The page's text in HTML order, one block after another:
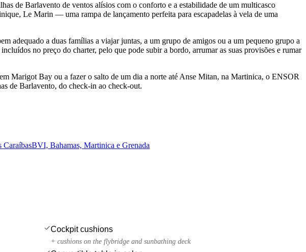
de Barlavento de ventos alísios com o conforto e a estabilidade de um multicasco
Le Marin — uma rampa de lançamento perfeita para escapadelas à vela de uma
adequado a duas famílias a viajar juntas, a um grupo de amigos ou a um pequeno grupo a
no preço do charter, pelo que pode subir a bordo, arrumar as suas provisões e rumar
Marigot Bay ou a fazer o salto de um dia a norte até Anse Mitan, na Martinica, o ENSOR
de Barlavento, do check-in ao check-out.
CaraíbasBVI, Bahamas, Martinica e Grenada
Cockpit cushions
+ cushions on the flybridge and sunbathing deck